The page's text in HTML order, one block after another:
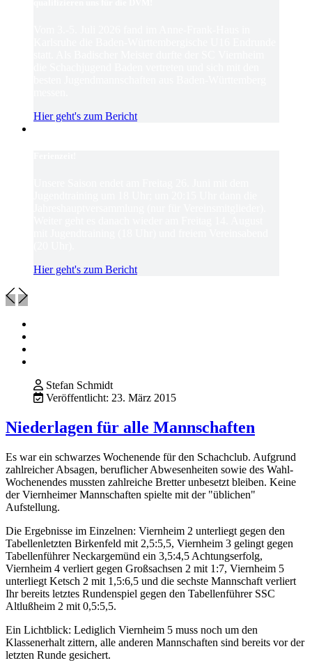
Hier geht's zum Bericht
Hier geht's zum Bericht
Stefan Schmidt
Veröffentlicht: 23. März 2015
Niederlagen für alle Mannschaften
Es war ein schwarzes Wochenende für den Schachclub. Aufgrund
zahlreicher Absagen, beruflicher Abwesenheiten sowie des Wahl-
Wochenendes mussten zahlreiche Bretter unbesetzt bleiben. Keine
der Viernheimer Mannschaften spielte mit der "üblichen"
Aufstellung.
Die Ergebnisse im Einzelnen: Viernheim 2 unterliegt gegen den
Tabellenletzten Birkenfeld mit 2,5:5,5, Viernheim 3 gelingt gegen
Tabellenführer Neckargemünd ein 3,5:4,5 Achtungserfolg,
Viernheim 4 verliert gegen Großsachsen 2 mit 1:7, Viernheim 5
unterliegt Ketsch 2 mit 1,5:6,5 und die sechste Mannschaft verliert
Ihr bereits letztes Rundenspiel gegen den Tabellenführer SSC
Altlußheim 2 mit 0,5:5,5.
Ein Lichtblick: Lediglich Viernheim 5 muss noch um den
Klassenerhalt zittern, alle anderen Mannschaften sind bereits vor der
letzten Runde gesichert.